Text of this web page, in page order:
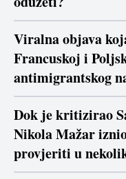
Viralna objava
Francuskoj i
antimigrantskog
Dok je kritizirao
Nikola Mažar
provjeriti u